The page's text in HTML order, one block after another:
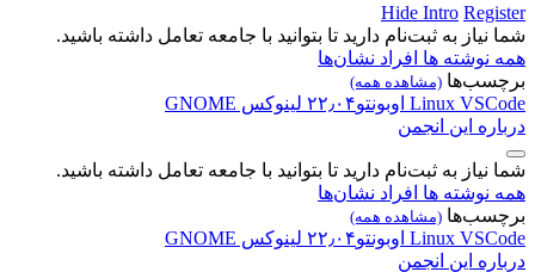
Hide Intro Register
شما نیاز به ثبت‌نام دارید تا بتوانید با جامعه تعامل داشته باشید.
همه نوشته ها افراد نشان‌ها
برچسب‌ها (مشاهده همه)
Linux VSCode اوبونتو۲۲٫۰۴ لینوکس GNOME
درباره این انجمن
شما نیاز به ثبت‌نام دارید تا بتوانید با جامعه تعامل داشته باشید.
همه نوشته ها افراد نشان‌ها
برچسب‌ها (مشاهده همه)
Linux VSCode اوبونتو۲۲٫۰۴ لینوکس GNOME
درباره این انجمن